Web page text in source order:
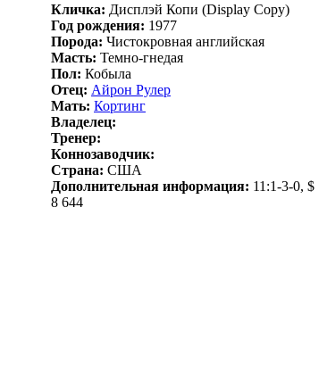
Кличка: Дисплэй Копи (Display Copy)
Год рождения: 1977
Порода: Чистокровная английская
Масть: Темно-гнедая
Пол: Кобыла
Отец: Aйpон Рулep
Мать: Кортинг
Владелец:
Тренер:
Коннозаводчик:
Страна: США
Дополнительная информация: 11:1-3-0, $
8 644